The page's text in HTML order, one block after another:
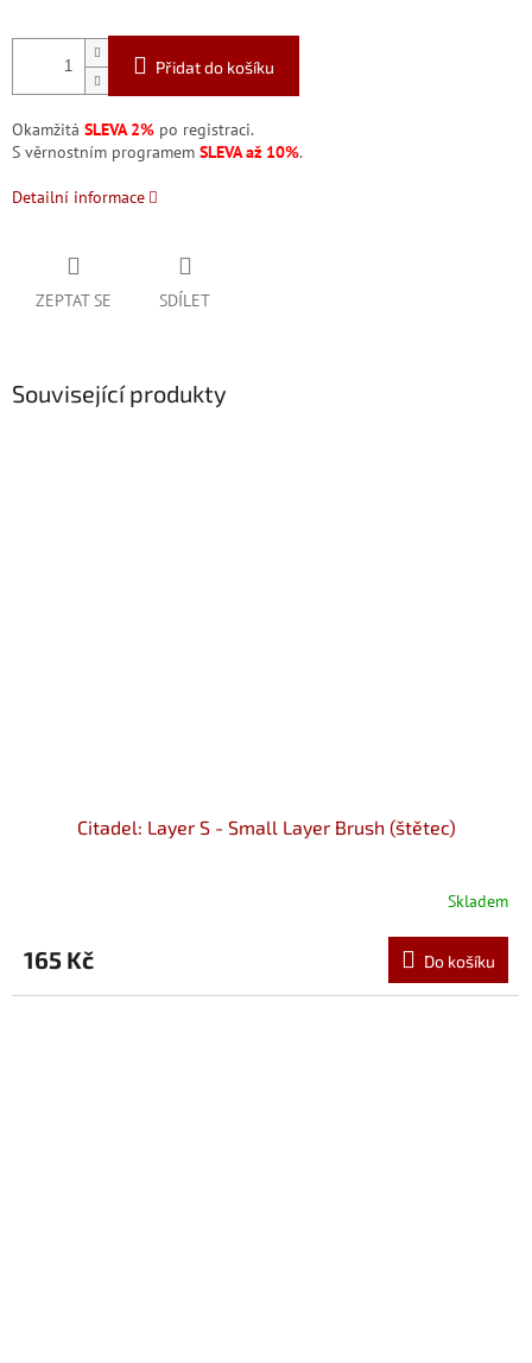
Přidat do košíku
Okamžitá SLEVA 2% po registraci.
S věrnostním programem SLEVA až 10%.
Detailní informace
ZEPTAT SE SDÍLET
Související produkty
Citadel: Layer S - Small Layer Brush (štětec)
Skladem
165 Kč Do košíku